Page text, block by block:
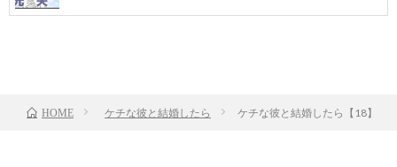
HOME ケチな彼と結婚したら ケチな彼と結婚したら【18】